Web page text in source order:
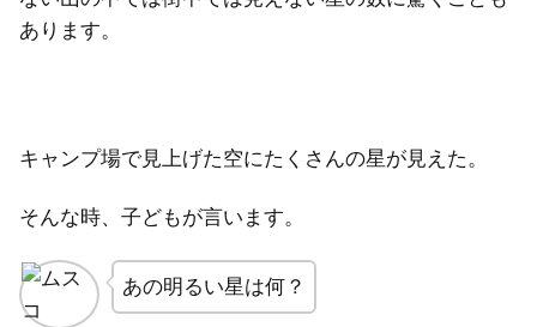
あります。
キャンプ場で見上げた空にたくさんの星が見えた。
そんな時、子どもが言います。
あの明るい星は何？